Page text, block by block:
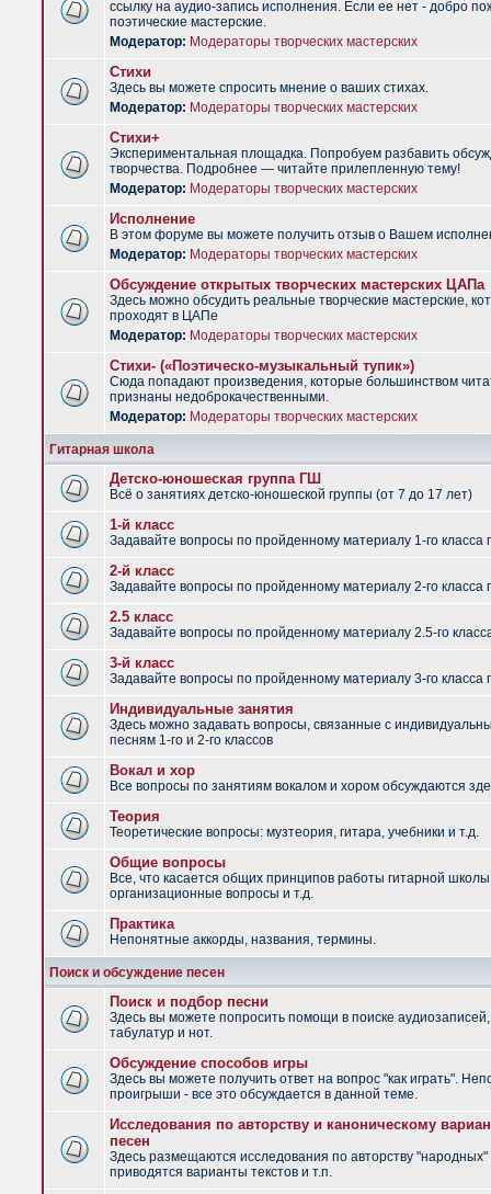
ссылку на аудио-запись исполнения. Если ее нет - добро
поэтические мастерские.
Модератор: Модераторы творческих мастерских
Стихи
Здесь вы можете спросить мнение о ваших стихах.
Модератор: Модераторы творческих мастерских
Стихи+
Экспериментальная площадка. Попробуем разбавить
творчества. Подробнее — читайте прилепленную тему!
Модератор: Модераторы творческих мастерских
Исполнение
В этом форуме вы можете получить отзыв о Вашем
Модератор: Модераторы творческих мастерских
Обсуждение открытых творческих мастерских ЦАПа
Здесь можно обсудить реальные творческие мастерские,
проходят в ЦАПе
Модератор: Модераторы творческих мастерских
Стихи- («Поэтическо-музыкальный тупик»)
Сюда попадают произведения, которые большинством
признаны недоброкачественными.
Модератор: Модераторы творческих мастерских
Гитарная школа
Детско-юношеская группа ГШ
Всё о занятиях детско-юношеской группы (от 7 до 17 лет)
1-й класс
Задавайте вопросы по пройденному материалу 1-го класса
2-й класс
Задавайте вопросы по пройденному материалу 2-го класса
2.5 класс
Задавайте вопросы по пройденному материалу 2.5-го
3-й класс
Задавайте вопросы по пройденному материалу 3-го класса
Индивидуальные занятия
Здесь можно задавать вопросы, связанные с
песням 1-го и 2-го классов
Вокал и хор
Все вопросы по занятиям вокалом и хором обсуждаются
Теория
Теоретические вопросы: музтеория, гитара, учебники и т.д.
Общие вопросы
Все, что касается общих принципов работы гитарной
организационные вопросы и т.д.
Практика
Непонятные аккорды, названия, термины.
Поиск и обсуждение песен
Поиск и подбор песни
Здесь вы можете попросить помощи в поиске аудиозаписей,
табулатур и нот.
Обсуждение способов игры
Здесь вы можете получить ответ на вопрос "как играть".
проигрыши - все это обсуждается в данной теме.
Исследования по авторству и каноническому
песен
Здесь размещаются исследования по авторству "народных"
приводятся варианты текстов и т.п.